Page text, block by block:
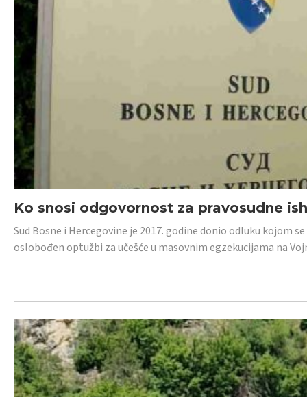
Ko snosi odgovornost za pravosudne
Sud Bosne i Hercegovine je 2017. godine donio odluku kojom
oslobođen optužbi za učešće u masovnim egzekucijama na